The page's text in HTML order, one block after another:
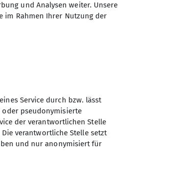
Sektion Bergbund Rosenheim
und Analysen weiter. Unsere
im Rahmen Ihrer Nutzung der
Service durch bzw. lässt
pseudonymisierte
der verantwortlichen Stelle
verantwortliche Stelle setzt
und nur anonymisiert für